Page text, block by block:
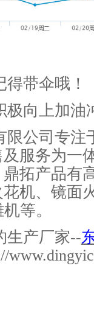
得带伞哦 ！
极向上加油
限公司专注
服务为一
拓产品有
机、镜面
等。
生产厂家--